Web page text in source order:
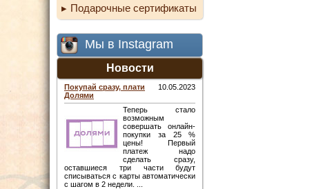
Подарочные сертификаты
Мы в Instagram
Новости
Покупай сразу, плати
Долями
10.05.2023
Теперь стало
возможным
совершать онлайн-
покупки за 25 %
цены! Первый
платеж надо
сделать сразу,
оставшиеся три части будут
списываться с карты автоматически
с шагом в 2 недели. ...